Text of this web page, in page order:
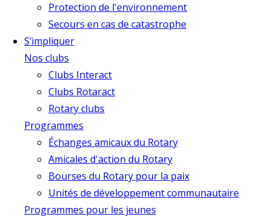
Protection de l'environnement
Secours en cas de catastrophe
S’impliquer
Nos clubs
Clubs Interact
Clubs Rotaract
Rotary clubs
Programmes
Échanges amicaux du Rotary
Amicales d'action du Rotary
Bourses du Rotary pour la paix
Unités de développement communautaire
Programmes pour les jeunes